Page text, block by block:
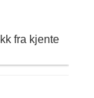
fra kjente